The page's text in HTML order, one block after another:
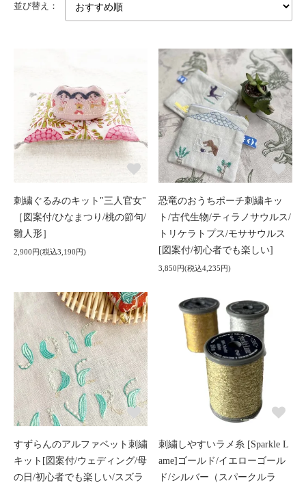
並び替え：
刺繍ぐるみのキット"三人官女"
［図案付/ひなまつり/桃の節句/
雛人形］
2,900円(税込3,190円)
恐竜のおうちポーチ刺繍キッ
ト/古代生物/ティラノサウルス/
トリケラトプス/モササウルス
[図案付/初心者でも楽しい]
3,850円(税込4,235円)
すずらんのアルファベット刺繍
キット[図案付/ウェディング/母
の日/初心者でも楽しい/スズラ
刺繍しやすいラメ糸 [Sparkle L
ame]ゴールド/イエローゴール
ド/シルバー（スパークルラ